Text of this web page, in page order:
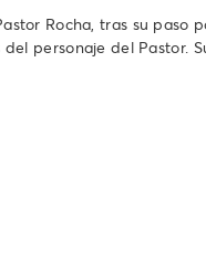
Rocha, tras su
personaje del Pastor.